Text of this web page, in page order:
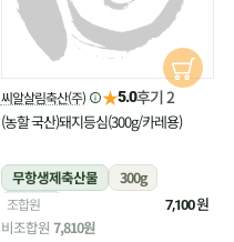
씨알살림축산(주) ★5.0후기 2
(농할 국산)돼지등심(300g/카레용)
무항생제축산물
300g
냉장
조합원 7,100원
비조합원 7,810원